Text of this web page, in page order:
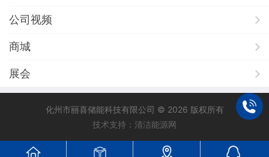
公司视频
商城
展会
化州市丽喜储能科技有限公司 © 2026 版权所有
技术支持：清洁能源网